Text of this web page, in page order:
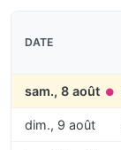
DATE
sam., 8 août ●
dim., 9 août